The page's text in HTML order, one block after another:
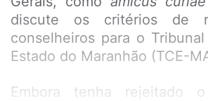
discute os critérios de
conselheiros para o
Estado do Maranhão (TCE-
Embora tenha rejeitado